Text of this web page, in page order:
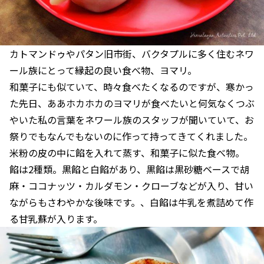
カトマンドゥやパタン旧市街、バクタプルに多く住むネワ
ール族にとって縁起の良い食べ物、ヨマリ。
和菓子にも似ていて、時々食べたくなるのですが、寒かっ
た先日、ああホカホカのヨマリが食べたいと何気なくつぶ
やいた私の言葉をネワール族のスタッフが聞いていて、お
祭りでもなんでもないのに作って持ってきてくれました。
米粉の皮の中に餡を入れて蒸す、和菓子に似た食べ物。
餡は2種類。黒餡と白餡があり、黒餡は黒砂糖ベースで胡
麻・ココナッツ・カルダモン・クローブなどが入り、甘い
ながらもさわやかな後味です。、白餡は牛乳を煮詰めて作
る甘乳蘇が入ります。